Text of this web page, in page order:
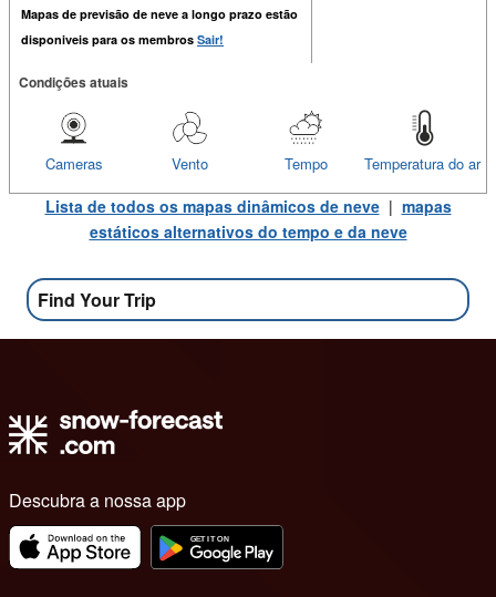
Mapas de previsão de neve a longo prazo estão
disponiveis para os membros Sair!
Condições atuais
Temperatura do ar
Tempo
Vento
Cameras
Lista de todos os mapas dinâmicos de neve| mapas
estáticos alternativos do tempo e da neve
Find Your Trip
Descubra a nossa app